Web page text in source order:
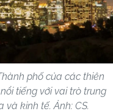
phố của các thiên
tiếng với vai trò trung
kinh tế. Ảnh: CS.